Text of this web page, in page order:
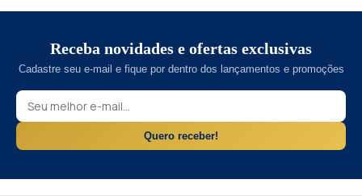
Receba novidades e ofertas exclusivas
Cadastre seu e-mail e fique por dentro dos lançamentos e promoções
Quero receber!